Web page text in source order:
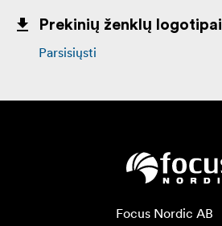
Prekinių ženklų logotipai
Parsisiųsti
Focus Nordic AB